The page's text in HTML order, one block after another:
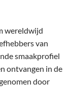
wereldwijd
van
smaakprofiel
ontvangen in de
door